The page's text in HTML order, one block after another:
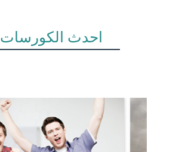
أحدث الكورسات